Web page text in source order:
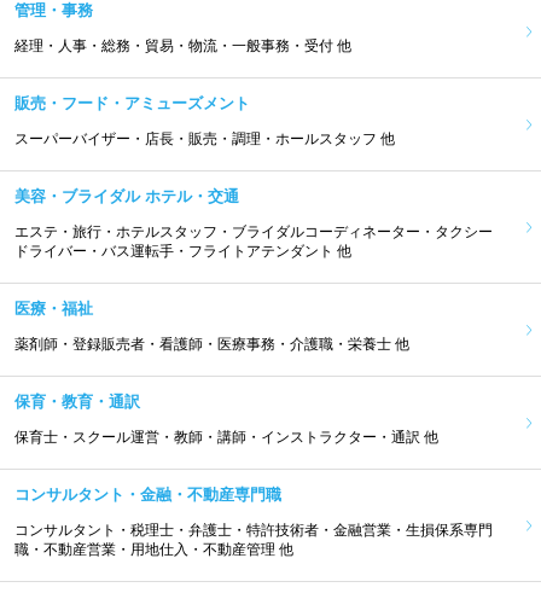
管理・事務
経理・人事・総務・貿易・物流・一般事務・受付 他
販売・フード・アミューズメント
スーパーバイザー・店長・販売・調理・ホールスタッフ 他
美容・ブライダル ホテル・交通
エステ・旅行・ホテルスタッフ・ブライダルコーディネーター・タクシー
ドライバー・バス運転手・フライトアテンダント 他
医療・福祉
薬剤師・登録販売者・看護師・医療事務・介護職・栄養士 他
保育・教育・通訳
保育士・スクール運営・教師・講師・インストラクター・通訳 他
コンサルタント・金融・不動産専門職
コンサルタント・税理士・弁護士・特許技術者・金融営業・生損保系専門
職・不動産営業・用地仕入・不動産管理 他